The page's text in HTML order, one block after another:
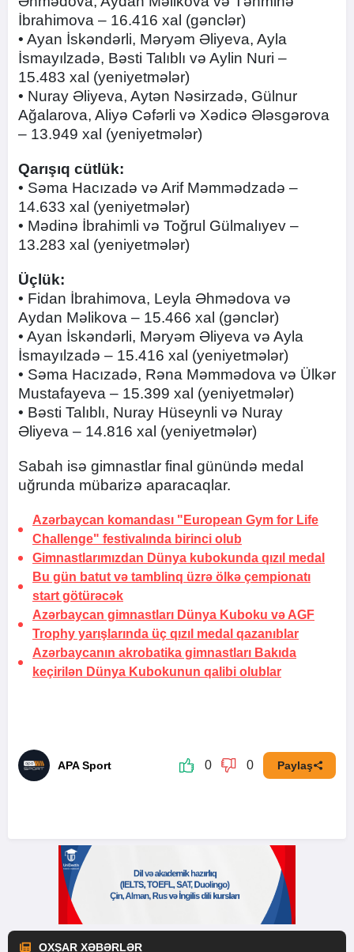
İbrahimova – 16.416 xal (gənclər)
• Ayan İskəndərli, Məryəm Əliyeva, Ayla
İsmayılzadə, Bəsti Talıblı və Aylin Nuri –
15.483 xal (yeniyetmələr)
• Nuray Əliyeva, Aytən Nəsirzadə, Gülnur
Ağalarova, Aliyə Cəfərli və Xədicə Ələsgərova
– 13.949 xal (yeniyetmələr)
Qarışıq cütlük:
• Səma Hacızadə və Arif Məmmədzadə –
14.633 xal (yeniyetmələr)
• Mədinə İbrahimli və Toğrul Gülmalıyev –
13.283 xal (yeniyetmələr)
Üçlük:
• Fidan İbrahimova, Leyla Əhmədova və
Aydan Məlikova – 15.466 xal (gənclər)
• Ayan İskəndərli, Məryəm Əliyeva və Ayla
İsmayılzadə – 15.416 xal (yeniyetmələr)
• Səma Hacızadə, Rəna Məmmədova və Ülkər
Mustafayeva – 15.399 xal (yeniyetmələr)
• Bəsti Talıblı, Nuray Hüseynli və Nuray
Əliyeva – 14.816 xal (yeniyetmələr)
Sabah isə gimnastlar final günündə medal
uğrunda mübarizə aparacaqlar.
Azərbaycan komandası "European Gym for Life
Challenge" festivalında birinci olub
Gimnastlarımızdan Dünya kubokunda qızıl medal
Bu gün batut və tamblinq üzrə ölkə çempionatı
start götürəcək
Azərbaycan gimnastları Dünya Kuboku və AGF
Trophy yarışlarında üç qızıl medal qazanıblar
Azərbaycanın akrobatika gimnastları Bakıda
keçirilən Dünya Kubokunun qalibi olublar
APA Sport 0 0 Paylaş
OXŞAR XƏBƏRLƏR